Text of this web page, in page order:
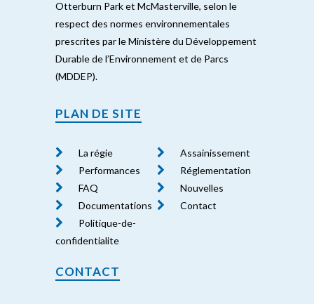
Otterburn Park et McMasterville, selon le
respect des normes environnementales
prescrites par le Ministère du Développement
Durable de l’Environnement et de Parcs
(MDDEP).
PLAN DE SITE
La régie
Assainissement
Performances
Réglementation
FAQ
Nouvelles
Documentations
Contact
Politique-de-
confidentialite
CONTACT